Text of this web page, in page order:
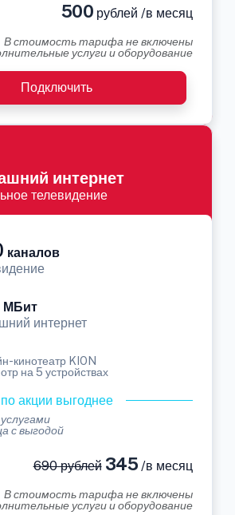
500 рублей /в месяц
В стоимость тарифа не включены
услуги и оборудование
Подключить
интернет
телевидение
каналов
МБит
интернет
кинотеатр KION
на 5 устройствах
по акции выгоднее
с выгодой
690 рублей345 /в месяц
В стоимость тарифа не включены
услуги и оборудование